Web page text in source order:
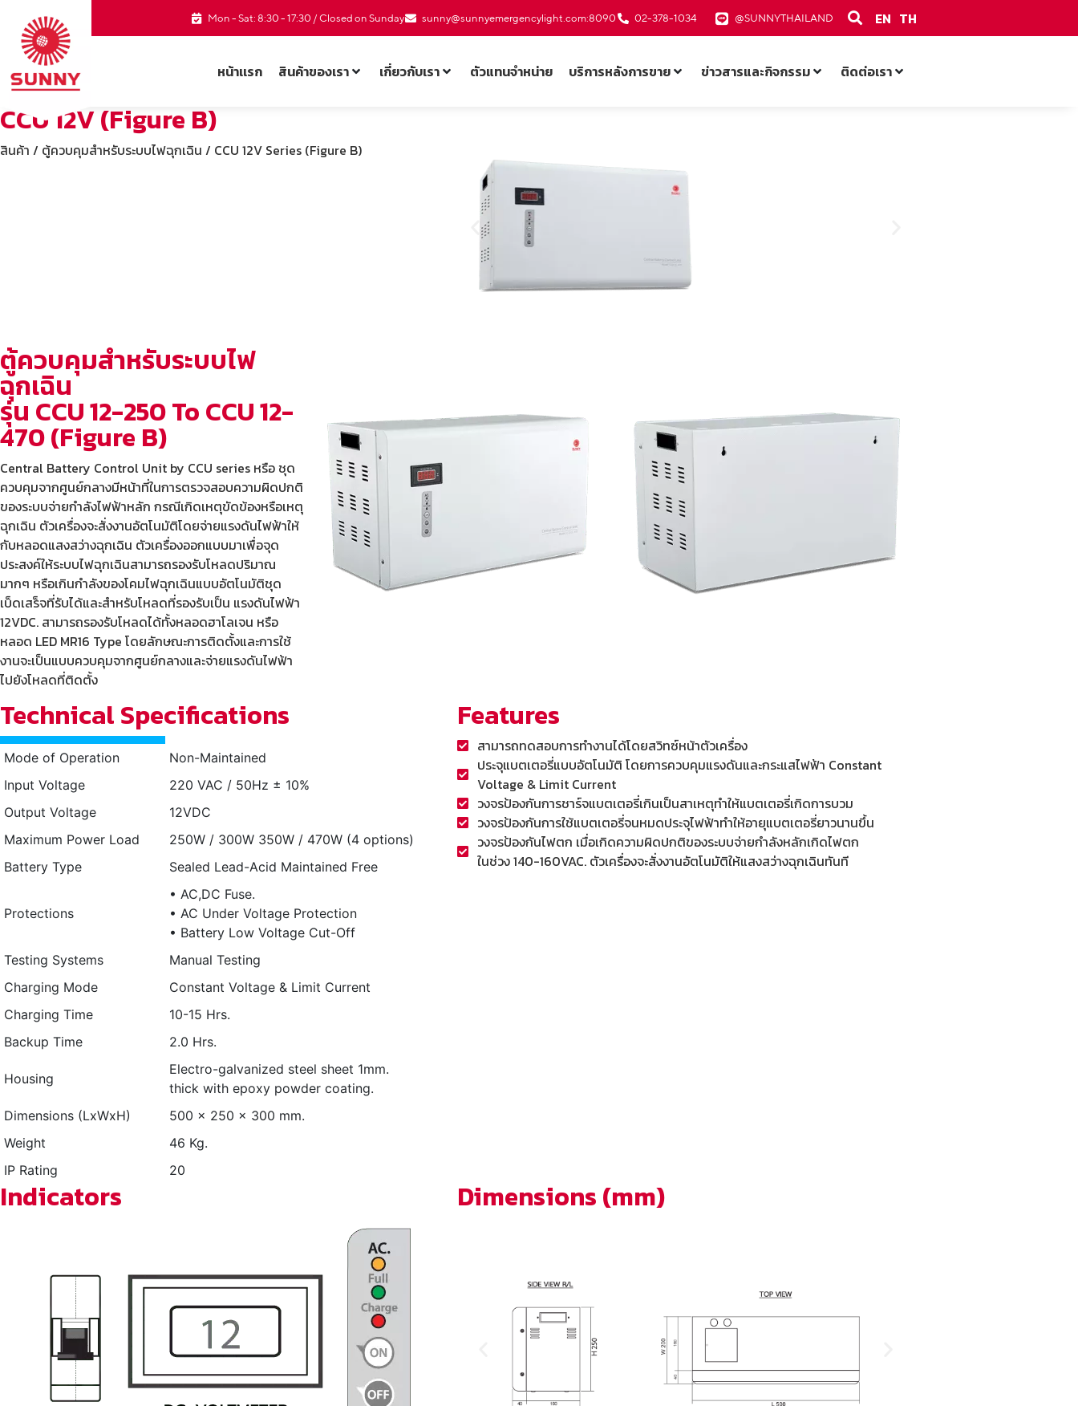
Mon - Sat: 8:30 - 17:30 / Closed on Sunday sunny@sunnyemergencylight.com:8090 02-378-1034 @SUNNYTHAILAND EN TH
หน้าเเรก สินค้าของเรา เกี่ยวกับเรา ตัวแทนจำหน่าย บริการหลังการขาย ข่าวสารและกิจกรรม ติดต่อเรา
CCU 12V (Figure B)
สินค้า / ตู้ควบคุมสำหรับระบบไฟฉุกเฉิน / CCU 12V Series (Figure B)
ตู้ควบคุมสำหรับระบบไฟ
ฉุกเฉิน
รุ่น CCU 12-250 To CCU 12-
470 (Figure B)
Central Battery Control Unit by CCU series หรือ ชุด
ควบคุมจากศูนย์กลางมีหน้าที่ในการตรวจสอบความผิดปกติ
ของระบบจ่ายกำลังไฟฟ้าหลัก กรณีเกิดเหตุขัดข้องหรือเหตุ
ฉุกเฉิน ตัวเครื่องจะสั่งงานอัตโนมัติโดยจ่ายแรงดันไฟฟ้าให้
กับหลอดแสงสว่างฉุกเฉิน ตัวเครื่องออกแบบมาเพื่อจุด
ประสงค์ให้ระบบไฟฉุกเฉินสามารถรองรับโหลดปริมาณ
มากๆ หรือเกินกำลังของโคมไฟฉุกเฉินแบบอัตโนมัติชุด
เบ็ดเสร็จที่รับได้และสำหรับโหลดที่รองรับเป็น แรงดันไฟฟ้า
12VDC. สามารถรองรับโหลดได้ทั้งหลอดฮาโลเจน หรือ
หลอด LED MR16 Type โดยลักษณะการติดตั้งและการใช้
งานจะเป็นแบบควบคุมจากศูนย์กลางและจ่ายแรงดันไฟฟ้า
ไปยังโหลดที่ติดตั้ง
Technical Specifications​
Mode of Operation
Non-Maintained
Input Voltage
220 VAC / 50Hz ± 10%
Output Voltage
12VDC
Maximum Power Load
250W / 300W 350W / 470W (4 options)
Battery Type
Sealed Lead-Acid Maintained Free
Protections
• AC,DC Fuse.
• AC Under Voltage Protection
• Battery Low Voltage Cut-Off
Testing Systems
Manual Testing
Charging Mode
Constant Voltage & Limit Current
Charging Time
10-15 Hrs.
Backup Time
2.0 Hrs.
Housing
Electro-galvanized steel sheet 1mm.
thick with epoxy powder coating.
Dimensions (LxWxH)
500 x 250 x 300 mm.
Weight
46 Kg.
IP Rating
20
Features
สามารถทดสอบการทำงานได้โดยสวิทซ์หน้าตัวเครื่อง
ประจุแบตเตอรี่แบบอัตโนมัติ โดยการควบคุมแรงดันและกระแสไฟฟ้า Constant
Voltage & Limit Current
วงจรป้องกันการชาร์จแบตเตอรี่เกินเป็นสาเหตุทำให้แบตเตอรี่เกิดการบวม
วงจรป้องกันการใช้แบตเตอรี่จนหมดประจุไฟฟ้าทำให้อายุแบตเตอรี่ยาวนานขึ้น
วงจรป้องกันไฟตก เมื่อเกิดความผิดปกติของระบบจ่ายกำลังหลักเกิดไฟตก
ในช่วง 140-160VAC. ตัวเครื่องจะสั่งงานอัตโนมัติให้แสงสว่างฉุกเฉินทันที
Indicators Dimensions (mm)